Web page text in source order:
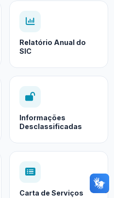
Relatório Anual do
SIC
Informações
Desclassificadas
Carta de Serviços